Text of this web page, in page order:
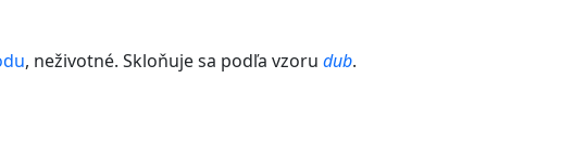
, neživotné. Skloňuje sa podľa vzoru dub.